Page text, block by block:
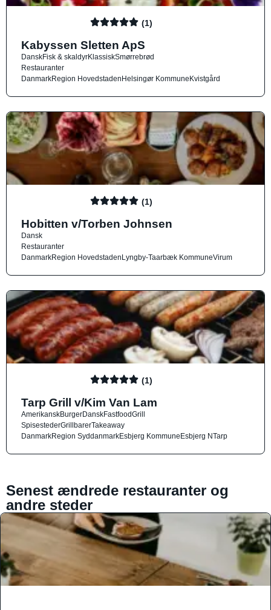
(1)
Kabyssen Sletten ApS
DanskFisk & skaldyrKlassiskSmørrebrød
Restauranter
DanmarkRegion HovedstadenHelsingør KommuneKvistgård
(1)
Hobitten v/Torben Johnsen
Dansk
Restauranter
DanmarkRegion HovedstadenLyngby-Taarbæk KommuneVirum
(1)
Tarp Grill v/Kim Van Lam
AmerikanskBurgerDanskFastfoodGrill
SpisestederGrillbarerTakeaway
DanmarkRegion SyddanmarkEsbjerg KommuneEsbjerg NTarp
Senest ændrede restauranter og
andre steder